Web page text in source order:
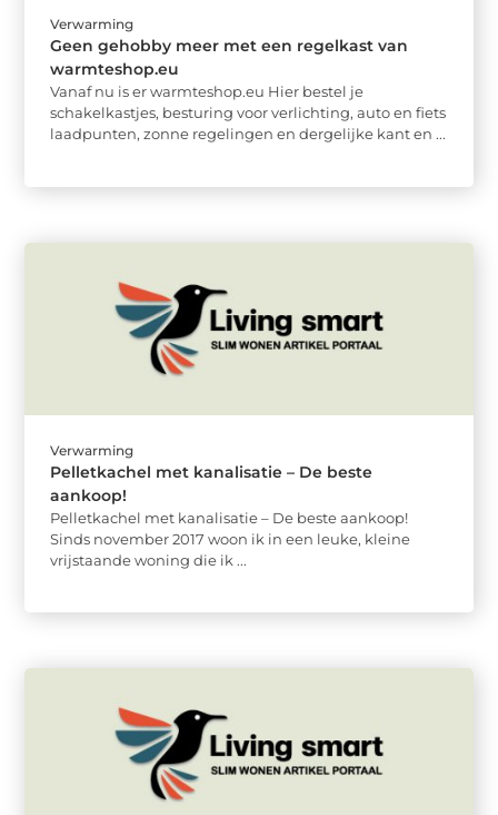
Verwarming
Geen gehobby meer met een regelkast van
warmteshop.eu
Vanaf nu is er warmteshop.eu Hier bestel je
schakelkastjes, besturing voor verlichting, auto en fiets
laadpunten, zonne regelingen en dergelijke kant en ...
Verwarming
Pelletkachel met kanalisatie – De beste
aankoop!
Pelletkachel met kanalisatie – De beste aankoop!
Sinds november 2017 woon ik in een leuke, kleine
vrijstaande woning die ik ...